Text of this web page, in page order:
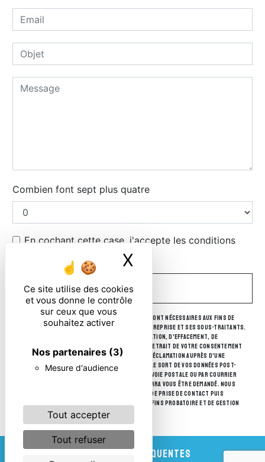
Ce site utilise des cookies
et vous donne le contrôle
sur ceux que vous
souhaitez activer
Nos partenaires (3)
Mesure d'audience
Tout accepter
Tout refuser
X
Combien font sept plus quatre
En cochant cette case, j'accepte les conditions
particulières ci-dessous **
ENVOYER
** Les données personnelles communiquées sont nécessaires aux fins de
vous contacter. Elles sont destinées à l'entreprise et ses sous-traitants.
Vous disposez de droits d’accès, de rectification, d’effacement, de
portabilité, de limitation, d’opposition, de retrait de votre consentement
à tout moment et du droit d’introduire une réclamation auprès d’une
autorité de contrôle, ainsi que d’organiser le sort de vos données post-
mortem. Vous pouvez exercer ces droits par voie postale ou par courrier
électronique. Un justificatif d'identité pourra vous être demandé. Nous
conservons vos données pendant la période de prise de contact puis
pendant la durée de prescription légale aux fins probatoire et de gestion
des contentieux.
RECHERCHES FRÉQUENTES